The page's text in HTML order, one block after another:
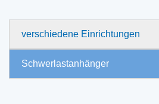
verschiedene Einrichtungen
Schwerlastanhänger